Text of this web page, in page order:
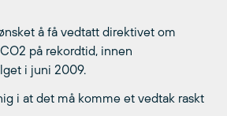
å få vedtatt direktivet om
på rekordtid, innen
i juni 2009.
i at det må komme et vedtak raskt